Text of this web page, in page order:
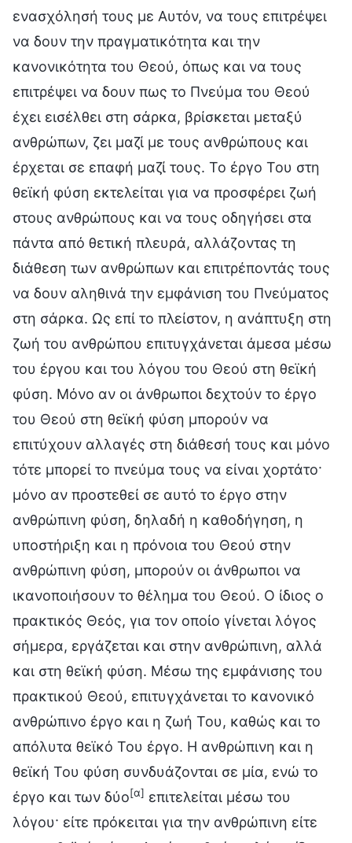
ενασχόλησή τους με Αυτόν, να τους επιτρέψει
να δουν την πραγματικότητα και την
κανονικότητα του Θεού, όπως και να τους
επιτρέψει να δουν πως το Πνεύμα του Θεού
έχει εισέλθει στη σάρκα, βρίσκεται μεταξύ
ανθρώπων, ζει μαζί με τους ανθρώπους και
έρχεται σε επαφή μαζί τους. Το έργο Του στη
θεϊκή φύση εκτελείται για να προσφέρει ζωή
στους ανθρώπους και να τους οδηγήσει στα
πάντα από θετική πλευρά, αλλάζοντας τη
διάθεση των ανθρώπων και επιτρέποντάς τους
να δουν αληθινά την εμφάνιση του Πνεύματος
στη σάρκα. Ως επί το πλείστον, η ανάπτυξη στη
ζωή του ανθρώπου επιτυγχάνεται άμεσα μέσω
του έργου και του λόγου του Θεού στη θεϊκή
φύση. Μόνο αν οι άνθρωποι δεχτούν το έργο
του Θεού στη θεϊκή φύση μπορούν να
επιτύχουν αλλαγές στη διάθεσή τους και μόνο
τότε μπορεί το πνεύμα τους να είναι χορτάτο·
μόνο αν προστεθεί σε αυτό το έργο στην
ανθρώπινη φύση, δηλαδή η καθοδήγηση, η
υποστήριξη και η πρόνοια του Θεού στην
ανθρώπινη φύση, μπορούν οι άνθρωποι να
ικανοποιήσουν το θέλημα του Θεού. Ο ίδιος ο
πρακτικός Θεός, για τον οποίο γίνεται λόγος
σήμερα, εργάζεται και στην ανθρώπινη, αλλά
και στη θεϊκή φύση. Μέσω της εμφάνισης του
πρακτικού Θεού, επιτυγχάνεται το κανονικό
ανθρώπινο έργο και η ζωή Του, καθώς και το
απόλυτα θεϊκό Του έργο. Η ανθρώπινη και η
θεϊκή Του φύση συνδυάζονται σε μία, ενώ το
έργο και των δύο[α] επιτελείται μέσω του
λόγου· είτε πρόκειται για την ανθρώπινη είτε